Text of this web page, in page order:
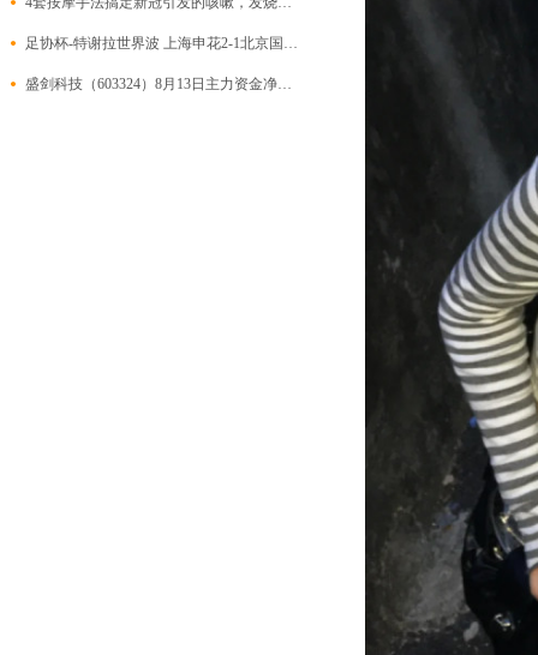
足协杯-特谢拉世界波 上海申花2-1北京国安晋级
盛剑科技（603324）8月13日主力资金净卖出8310.00万元